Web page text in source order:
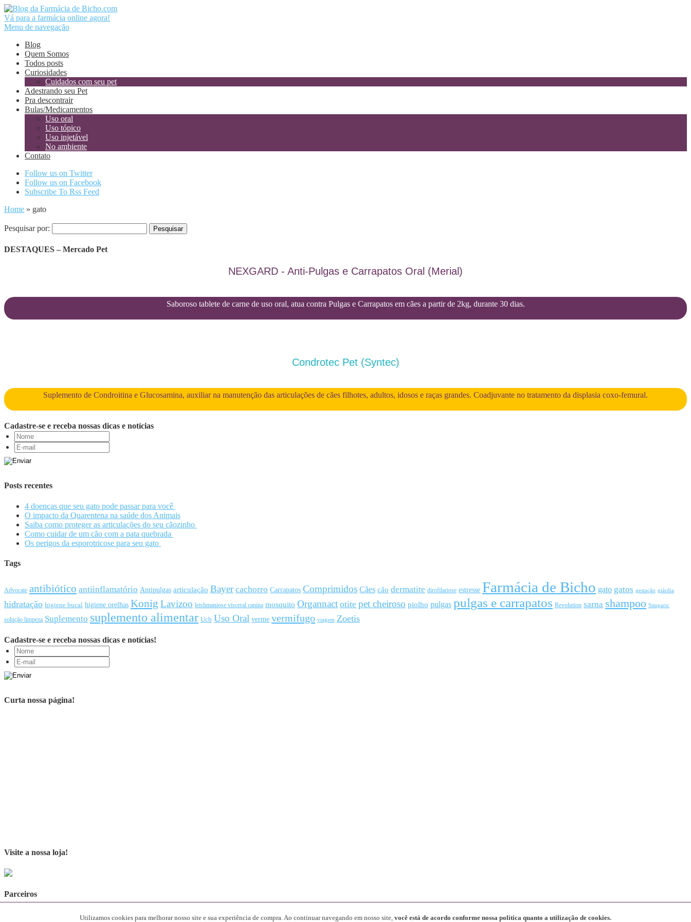
Vá para a farmácia online agora!
Menu de navegação
Blog
Quem Somos
Todos posts
Curiosidades
Cuidados com seu pet
Adestrando seu Pet
Pra descontrair
Bulas/Medicamentos
Uso oral
Uso tópico
Uso injetável
No ambiente
Contato
Follow us on Twitter
Follow us on Facebook
Subscribe To Rss Feed
Home » gato
Pesquisar por:
DESTAQUES – Mercado Pet
NEXGARD - Anti-Pulgas e Carrapatos Oral (Merial)
Saboroso tablete de carne de uso oral, atua contra Pulgas e Carrapatos em cães a partir de 2kg, durante 30 dias.
Condrotec Pet (Syntec)
Suplemento de Condroitina e Glucosamina, auxiliar na manutenção das articulações de cães filhotes, adultos, idosos e raças grandes. Coadjuvante no tratamento da displasia coxo-femural.
Cadastre-se e receba nossas dicas e notícias
Posts recentes
4 doenças que seu gato pode passar para você
O impacto da Quarentena na saúde dos Animais
Saiba como proteger as articulações do seu cãozinho
Como cuidar de um cão com a pata quebrada
Os perigos da esporotricose para seu gato
Tags
Advocate antibiótico antiinflamatório Antipulgas articulação Bayer cachorro Carrapatos Comprimidos Cães cão dermatite dirofilariose estresse Farmácia de Bicho gato gatos gestação giárdia
hidratação higiene bucal higiene orelhas Konig Lavizoo leishmaniose visceral canina mosquito Organnact otite pet cheiroso piolho pulgas pulgas e carrapatos Revolution sarna shampoo Simparic
solução limpeza Suplemento suplemento alimentar Ucb Uso Oral verme vermifugo viagem Zoetis
Cadastre-se e receba nossas dicas e notícias!
Curta nossa página!
Visite a nossa loja!
Parceiros
[rev_slider alias="SliderParceiros"]Utilizamos cookies para melhorar nosso site e sua experiência de compra. Ao continuar navegando em nosso site, você está de acordo conforme nossa política quanto a utilização de cookies.